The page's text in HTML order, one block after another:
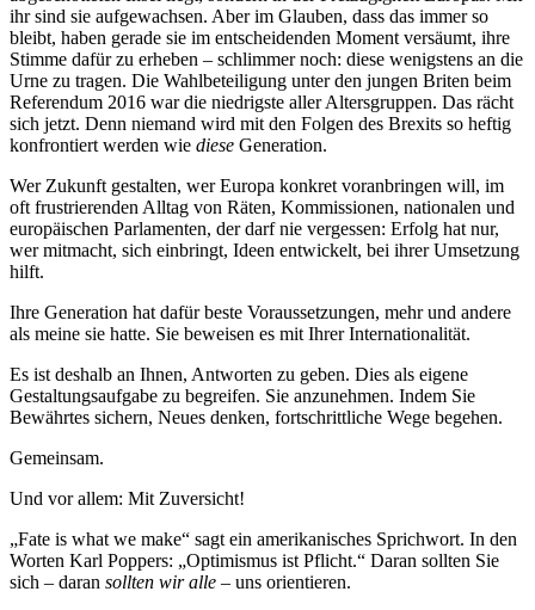
ihr sind sie aufgewachsen. Aber im Glauben, dass das immer so
bleibt, haben gerade sie im entscheidenden Moment versäumt, ihre
Stimme dafür zu erheben – schlimmer noch: diese wenigstens an die
Urne zu tragen. Die Wahlbeteiligung unter den jungen Briten beim
Referendum 2016 war die niedrigste aller Altersgruppen. Das rächt
sich jetzt. Denn niemand wird mit den Folgen des Brexits so heftig
konfrontiert werden wie diese Generation.
Wer Zukunft gestalten, wer Europa konkret voranbringen will, im
oft frustrierenden Alltag von Räten, Kommissionen, nationalen und
europäischen Parlamenten, der darf nie vergessen: Erfolg hat nur,
wer mitmacht, sich einbringt, Ideen entwickelt, bei ihrer Umsetzung
hilft.
Ihre Generation hat dafür beste Voraussetzungen, mehr und andere
als meine sie hatte. Sie beweisen es mit Ihrer Internationalität.
Es ist deshalb an Ihnen, Antworten zu geben. Dies als eigene
Gestaltungsaufgabe zu begreifen. Sie anzunehmen. Indem Sie
Bewährtes sichern, Neues denken, fortschrittliche Wege begehen.
Gemeinsam.
Und vor allem: Mit Zuversicht!
„Fate is what we make“ sagt ein amerikanisches Sprichwort. In den
Worten Karl Poppers: „Optimismus ist Pflicht.“ Daran sollten Sie
sich – daran sollten wir alle – uns orientieren.